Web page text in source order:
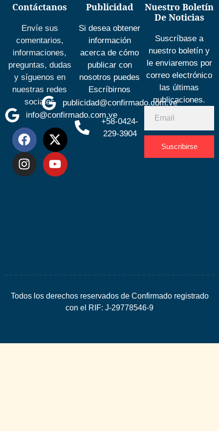
Contáctanos
Envíe sus
comentarios,
informaciones,
preguntas, dudas
y síguenos en
nuestras redes
sociales
info@confirmado.com.ve
Publicidad
Si desea obtener
información
acerca de cómo
publicar con
nosotros puedes
Escríbirnos
publicidad@confirmado.com.ve
+58-0424-
229-3904
Nuestro Boletín
De Noticias
Suscríbase a
nuestro boletín y
le enviaremos por
correo electrónico
las últimas
publicaciones.
Suscribirse
Todos los derechos reservados de Confirmado registrado
con el RIF: J-29778546-9